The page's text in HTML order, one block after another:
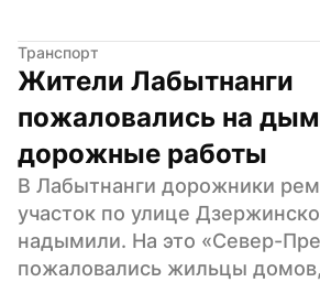
Транспорт
Жители Лабытнанги
пожаловались на
дорожные работы
В Лабытнанги дорожники
участок по улице
надымили. На это «Север-
пожаловались жильцы